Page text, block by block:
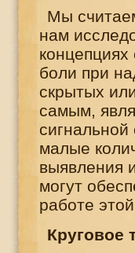
Мы
нам
боли при
скрытых
самым,
малые
выявления
могут
работе
Круговое